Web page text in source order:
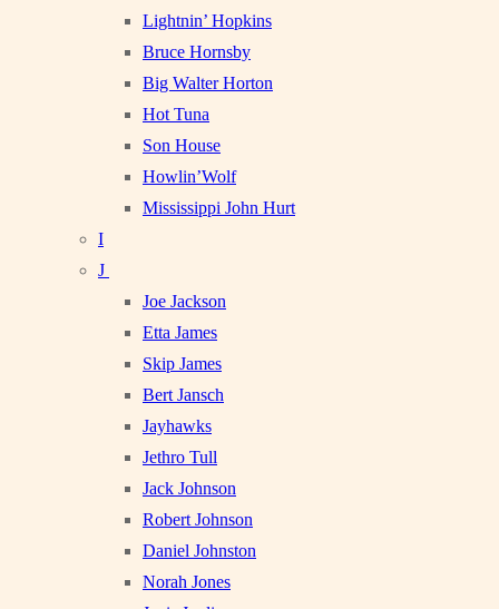
Lightnin’ Hopkins
Bruce Hornsby
Big Walter Horton
Hot Tuna
Son House
Howlin’Wolf
Mississippi John Hurt
I
J
Joe Jackson
Etta James
Skip James
Bert Jansch
Jayhawks
Jethro Tull
Jack Johnson
Robert Johnson
Daniel Johnston
Norah Jones